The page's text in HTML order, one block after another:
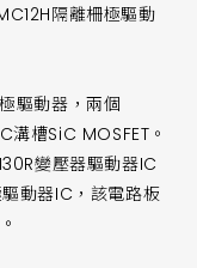
隔離柵極驅動
驅動器，兩個
槽SiC MOSFET。
變壓器驅動器IC
動器IC，該電路板